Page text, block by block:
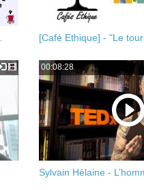
[Café Ethique] - "Le
00:08:28
Sylvain Hélaine -